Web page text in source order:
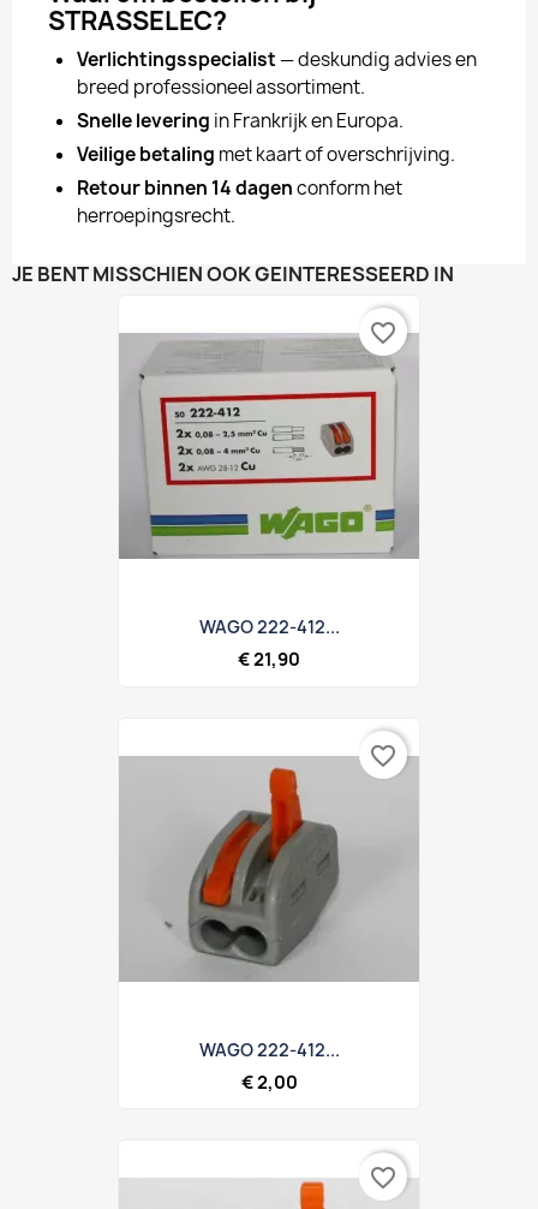
STRASSELEC?
Verlichtingsspecialist — deskundig advies en
breed professioneel assortiment.
Snelle levering in Frankrijk en Europa.
Veilige betaling met kaart of overschrijving.
Retour binnen 14 dagenconform het
herroepingsrecht.
JE BENT MISSCHIEN OOK GEÏNTERESSEERD IN
WAGO 222-412...
€ 21,90
favorite_border
WAGO 222-412...
€ 2,00
favorite_border
favorite_border